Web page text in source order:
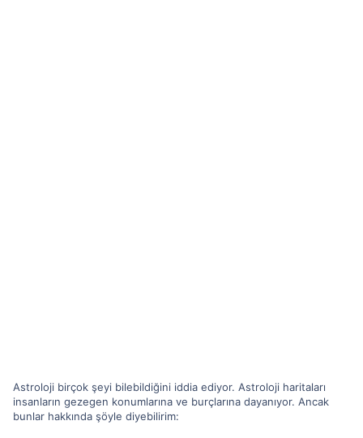
Astroloji birçok şeyi bilebildiğini iddia ediyor. Astroloji haritaları
insanların gezegen konumlarına ve burçlarına dayanıyor. Ancak
bunlar hakkında şöyle diyebilirim: